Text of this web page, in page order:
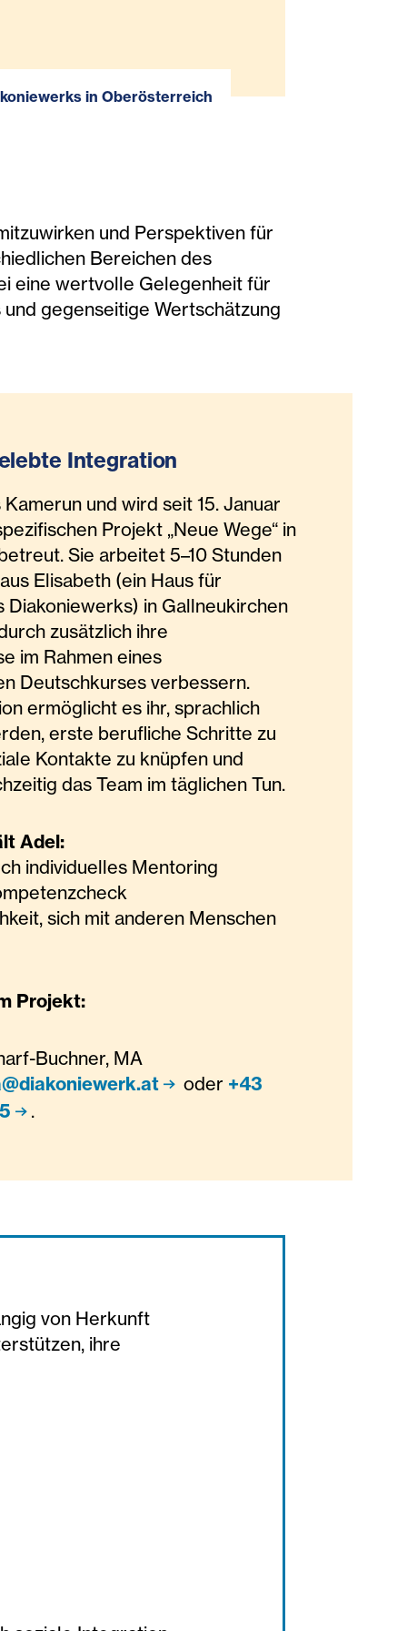
in Oberösterreich
und Perspektiven für
Bereichen des
eine wertvolle Gelegenheit für
gegenseitige Wertschätzung
Integration
und wird seit 15. Januar
Projekt „Neue Wege“ in
Sie arbeitet 5–10 Stunden
Elisabeth (ein Haus für
Diakoniewerks) in Gallneukirchen
zusätzlich ihre
im Rahmen eines
Deutschkurses verbessern.
ermöglicht es ihr, sprachlich
erste berufliche Schritte zu
Kontakte zu knüpfen und
das Team im täglichen Tun.
Adel:
individuelles Mentoring
sich mit anderen Menschen
Projekt:
Buchner, MA
oder +43
.
von Herkunft
ihre